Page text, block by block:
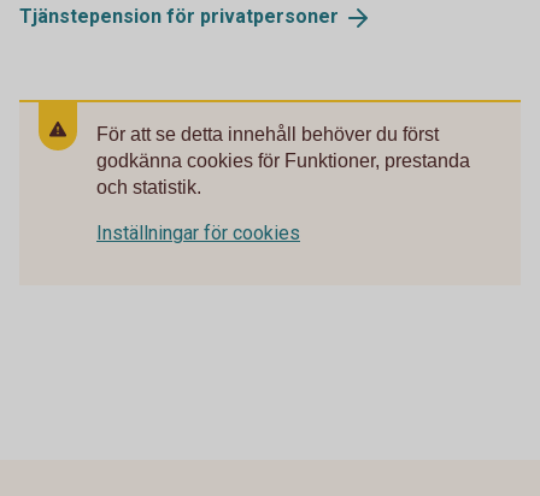
Tjänstepension för privatpersoner
För att se detta innehåll behöver du först
godkänna cookies för Funktioner, prestanda
och statistik.
Inställningar för cookies